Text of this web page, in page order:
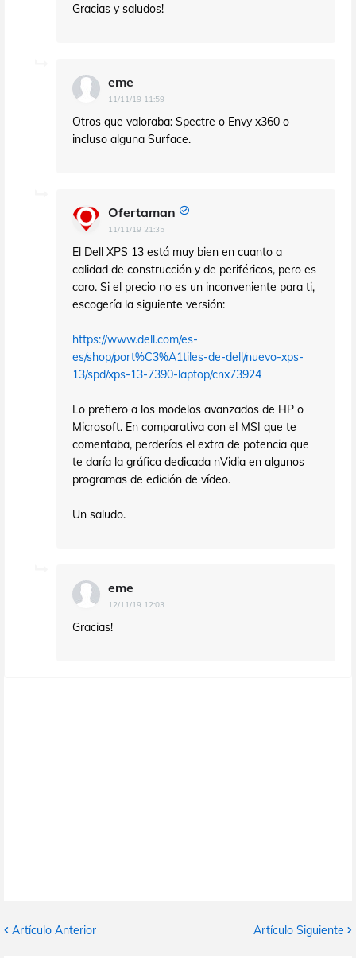
Gracias y saludos!
eme
11/11/19 11:59
Otros que valoraba: Spectre o Envy x360 o
incluso alguna Surface.
Ofertaman
11/11/19 21:35
El Dell XPS 13 está muy bien en cuanto a
calidad de construcción y de periféricos, pero es
caro. Si el precio no es un inconveniente para ti,
escogería la siguiente versión:
https://www.dell.com/es-
es/shop/port%C3%A1tiles-de-dell/nuevo-xps-
13/spd/xps-13-7390-laptop/cnx73924
Lo prefiero a los modelos avanzados de HP o
Microsoft. En comparativa con el MSI que te
comentaba, perderías el extra de potencia que
te daría la gráfica dedicada nVidia en algunos
programas de edición de vídeo.
Un saludo.
eme
12/11/19 12:03
Gracias!
Artículo Anterior Artículo Siguiente